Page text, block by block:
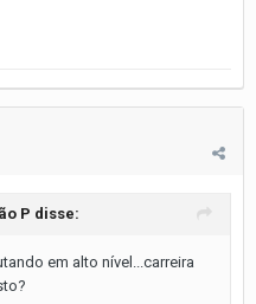
P disse:
em alto nível...carreira